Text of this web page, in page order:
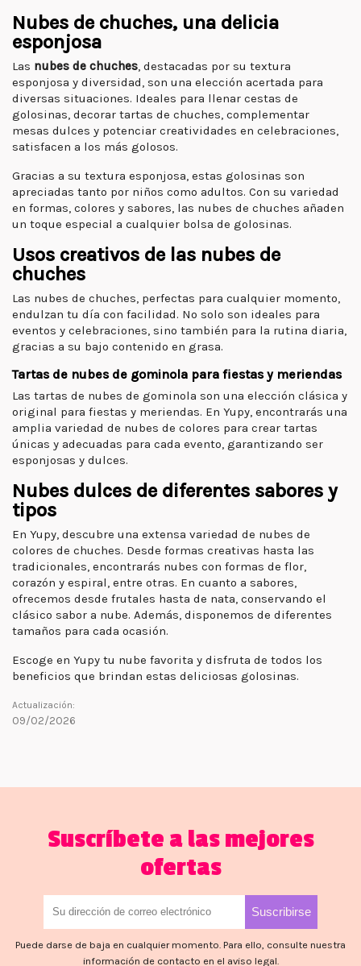
Nubes de chuches, una delicia
esponjosa
Las nubes de chuches, destacadas por su textura
esponjosa y diversidad, son una elección acertada para
diversas situaciones. Ideales para llenar cestas de
golosinas, decorar tartas de chuches, complementar
mesas dulces y potenciar creatividades en celebraciones,
satisfacen a los más golosos.
Gracias a su textura esponjosa, estas golosinas son
apreciadas tanto por niños como adultos. Con su variedad
en formas, colores y sabores, las nubes de chuches añaden
un toque especial a cualquier bolsa de golosinas.
Usos creativos de las nubes de
chuches
Las nubes de chuches, perfectas para cualquier momento,
endulzan tu día con facilidad. No solo son ideales para
eventos y celebraciones, sino también para la rutina diaria,
gracias a su bajo contenido en grasa.
Tartas de nubes de gominola para fiestas y meriendas
Las tartas de nubes de gominola son una elección clásica y
original para fiestas y meriendas. En Yupy, encontrarás una
amplia variedad de nubes de colores para crear tartas
únicas y adecuadas para cada evento, garantizando ser
esponjosas y dulces.
Nubes dulces de diferentes sabores y
tipos
En Yupy, descubre una extensa variedad de nubes de
colores de chuches. Desde formas creativas hasta las
tradicionales, encontrarás nubes con formas de flor,
corazón y espiral, entre otras. En cuanto a sabores,
ofrecemos desde frutales hasta de nata, conservando el
clásico sabor a nube. Además, disponemos de diferentes
tamaños para cada ocasión.
Escoge en Yupy tu nube favorita y disfruta de todos los
beneficios que brindan estas deliciosas golosinas.
Actualización:
09/02/2026
Suscríbete a las mejores
ofertas
Puede darse de baja en cualquier momento. Para ello, consulte nuestra
información de contacto en el aviso legal.